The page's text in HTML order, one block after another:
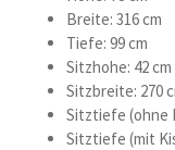
Breite: 316 cm
Tiefe: 99 cm
Sitzhohe: 42 cm
Sitzbreite: 270
Sitztiefe (ohne
Sitztiefe (mit